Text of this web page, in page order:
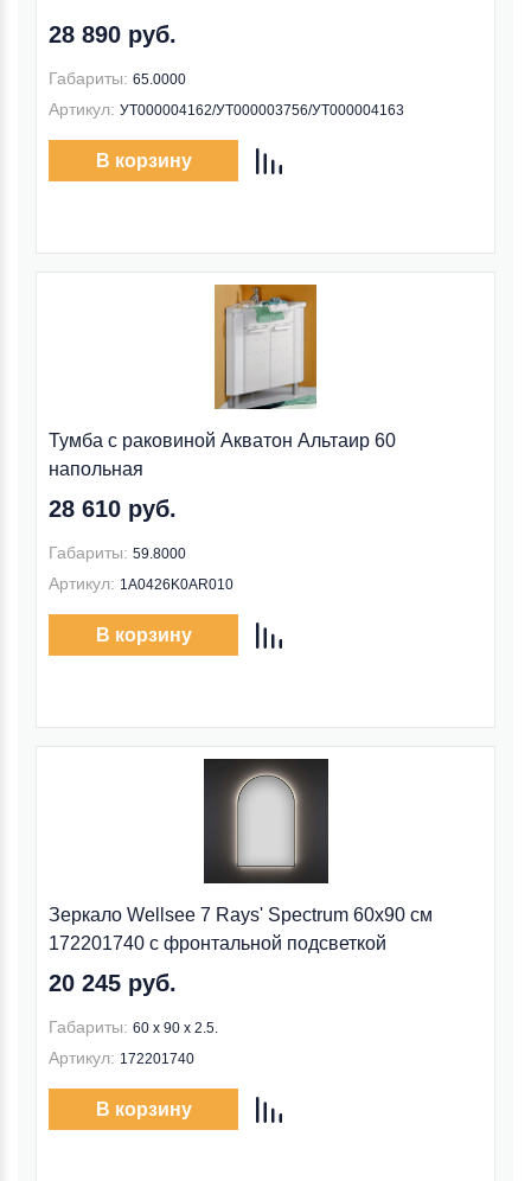
28 890 руб.
Габариты: 65.0000
Артикул: УТ000004162/УТ000003756/УТ000004163
В корзину
Тумба с раковиной Акватон Альтаир 60
напольная
28 610 руб.
Габариты: 59.8000
Артикул: 1A0426K0AR010
В корзину
Зеркало Wellsee 7 Rays' Spectrum 60x90 см
172201740 c фронтальной подсветкой
20 245 руб.
Габариты: 60 x 90 x 2.5.
Артикул: 172201740
В корзину